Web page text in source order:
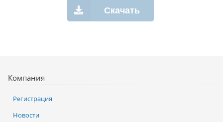
Скачать
Компания
Регистрация
Новости